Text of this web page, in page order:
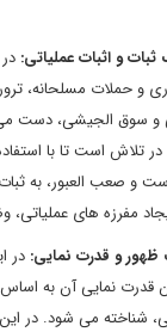
و اثبات عملیاتی:
و حملات مسلحانه،
و سوق الجیشی، دست
تلاش است تا با
و صعب العبور، به
مفرزه های عملیاتی،
ظهور و قدرت نمایی: در
قدرت نمایی آن به
می شود. در این